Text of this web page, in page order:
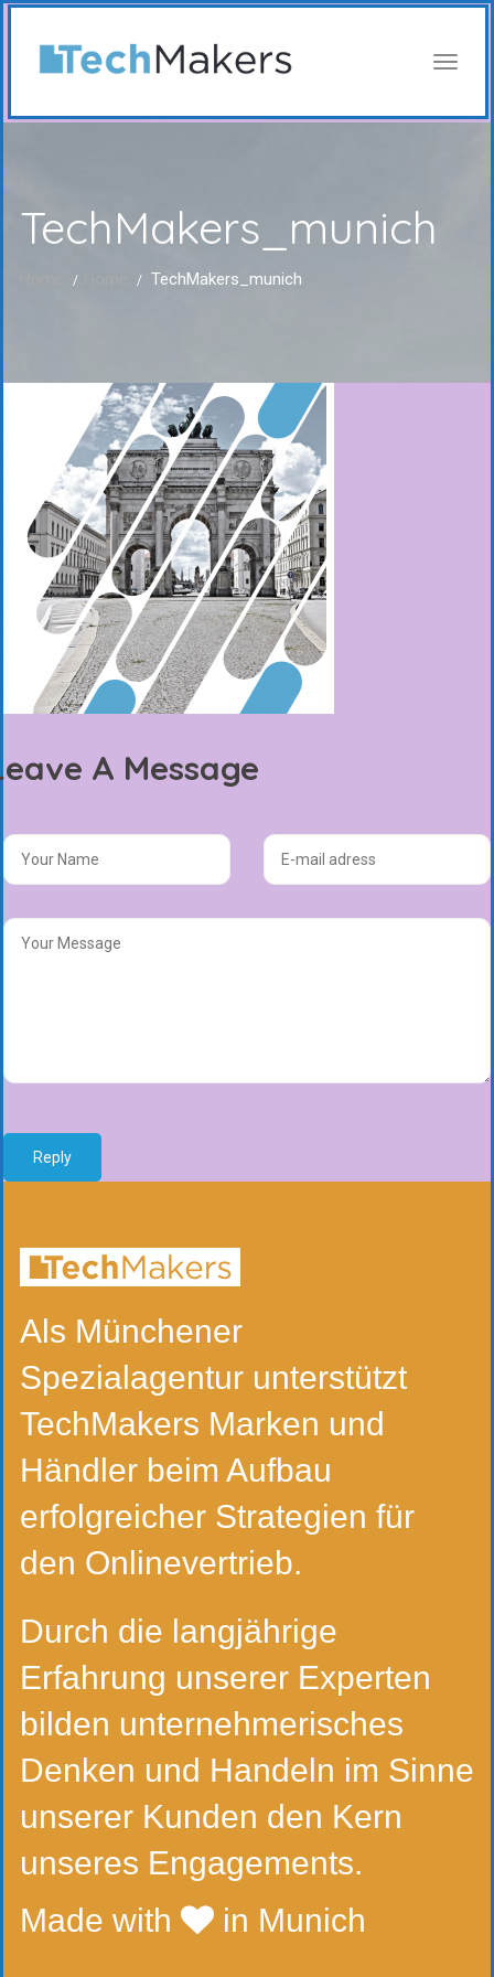
TechMakers_munich
TechMakers_munich
A Message
Reply
Als Münchener
Spezialagentur unterstützt
TechMakers Marken und
Händler beim Aufbau
erfolgreicher Strategien für
den Onlinevertrieb.
Durch die langjährige
Erfahrung unserer Experten
bilden unternehmerisches
Denken und Handeln im Sinne
unserer Kunden den Kern
unseres Engagements.
Made with
in Munich